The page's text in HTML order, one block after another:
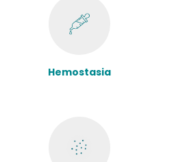
Hemostasia